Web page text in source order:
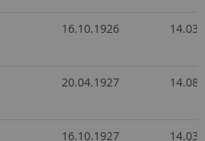
16.10.1926
20.04.1927
16.10.1927